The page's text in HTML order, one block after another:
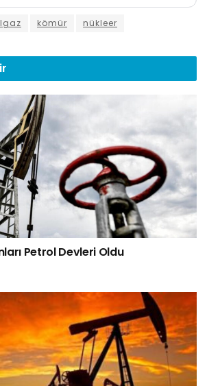
kömür nükleer
Petrol Devleri Oldu